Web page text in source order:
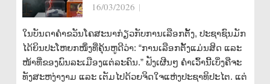
16/03/2026 |
ໃນບັນດາຄຳຂວັນໂຄສະນາກ່ຽວກັບການເລືອກຕັ້ງ, ປະຊາຊົນມັກ
ໄດ້ຍິນປະໂຫຍກໜຶ່ງທີ່ຄຸ້ນຫູດີວ່າ: “ການເລືອກຕັ້ງແມ່ນສິດ ແລະ
ໜ້າທີ່ຂອງພົນລະເມືອງແຕ່ລະຄົນ.” ຟັງເຜີນໆ ຄຳເວົ້ານີ້ເບິ່ງຄືຈະ
ທັງສະຫງ່າງາມ ແລະ ເຕັມໄປດ້ວຍຈິດໃຈແຫ່ງປະຊາທິປະໄຕ. ແຕ່